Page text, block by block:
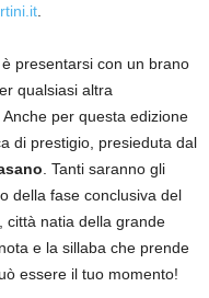
.
presentarsi con un brano
qualsiasi altra
per questa edizione
di prestigio, presieduta dal
. Tanti saranno gli
della fase conclusiva del
città natia della grande
e la sillaba che prende
essere il tuo momento!